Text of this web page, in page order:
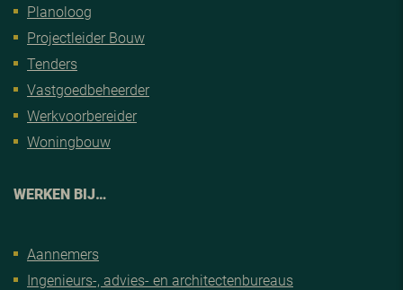
Planoloog
Projectleider Bouw
Tenders
Vastgoedbeheerder
Werkvoorbereider
Woningbouw
WERKEN BIJ…
Aannemers
Ingenieurs-, advies- en architectenbureaus